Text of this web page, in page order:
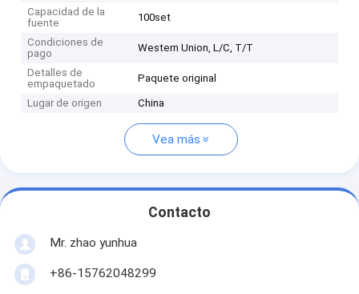
Capacidad de la
fuente
100set
Condiciones de
pago
Western Union, L/C, T/T
Detalles de
empaquetado
Paquete original
Lugar de origen China
Vea más
Contacto
Mr. zhao yunhua
+86-15762048299